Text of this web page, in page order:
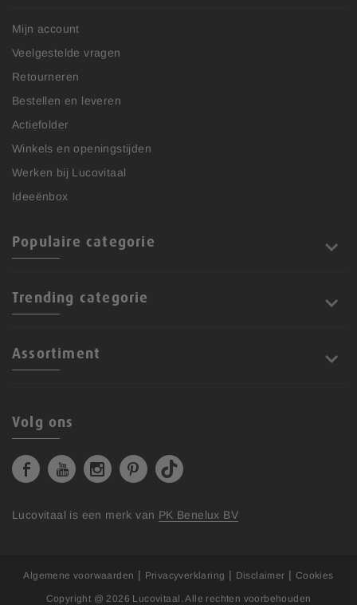
Mijn account
Veelgestelde vragen
Retourneren
Bestellen en leveren
Actiefolder
Winkels en openingstijden
Werken bij Lucovitaal
Ideeënbox
Populaire categorie
Trending categorie
Assortiment
Volg ons
Lucovitaal is een merk van PK Benelux BV
Copyright @ 2026 Lucovitaal . Alle rechten voorbehouden
Algemene voorwaarden | Privacyverklaring | Disclaimer | Cookies